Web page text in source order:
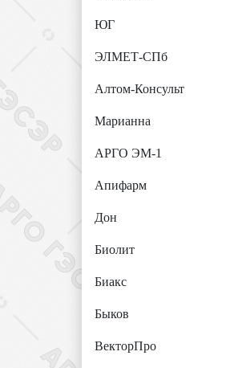
ЮГ
ЭЛМЕТ-СПб
Алтом-Консульт
Марианна
АРГО ЭМ-1
Апифарм
Дон
Биолит
Биакс
Быков
ВекторПро